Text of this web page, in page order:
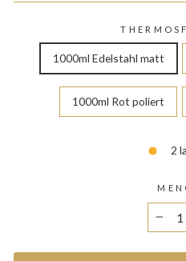
1000ml Edelstahl matt
1000ml Rot poliert
2